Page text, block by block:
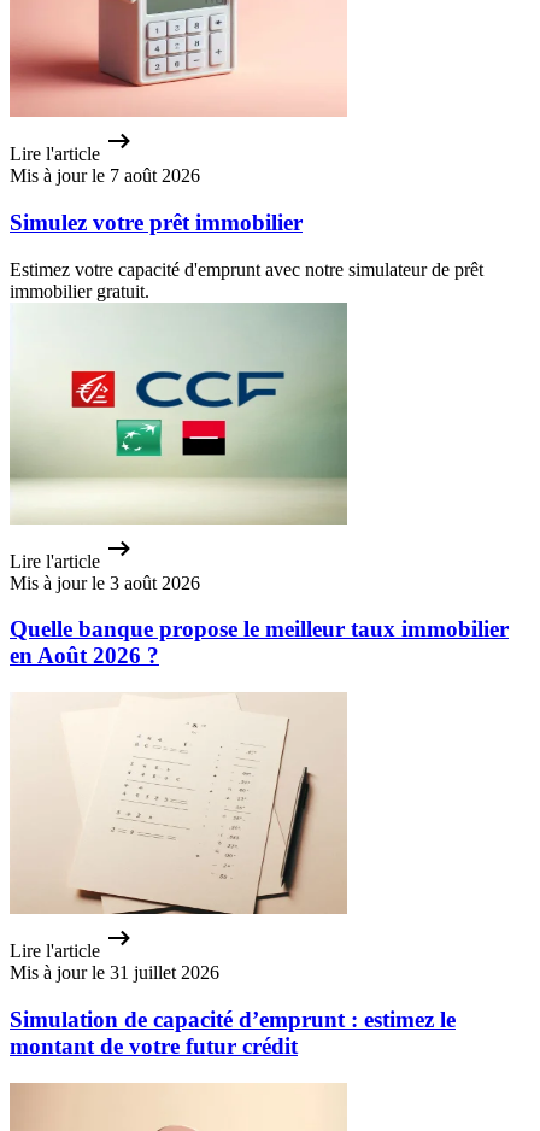
Lire l'article
Mis à jour le 7 août 2026
Simulez votre prêt immobilier
Estimez votre capacité d'emprunt avec notre simulateur de prêt
immobilier gratuit.
Lire l'article
Mis à jour le 3 août 2026
Quelle banque propose le meilleur taux immobilier
en Août 2026 ?
Lire l'article
Mis à jour le 31 juillet 2026
Simulation de capacité d’emprunt : estimez le
montant de votre futur crédit